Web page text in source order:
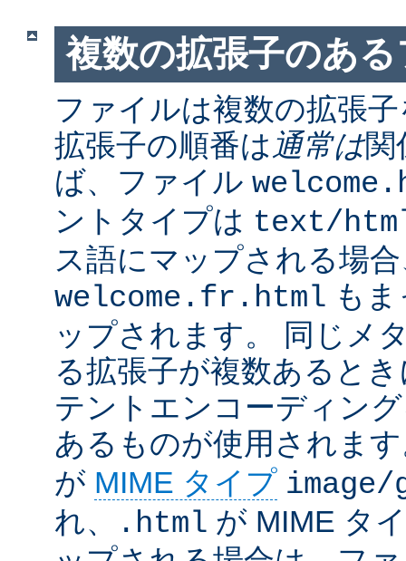
複数の拡張子のあ
ファイルは複数の拡張
拡張子の順番は 通常は関
ば、ファイル
ントタイプは text/
ス語にマップされる場
welcome.fr.html も
ップされます。 同じメ
る拡張子が複数あると
テントエンコーディン
あるものが使用されま
が MIME タイプ
れ、
.html が MIME タ